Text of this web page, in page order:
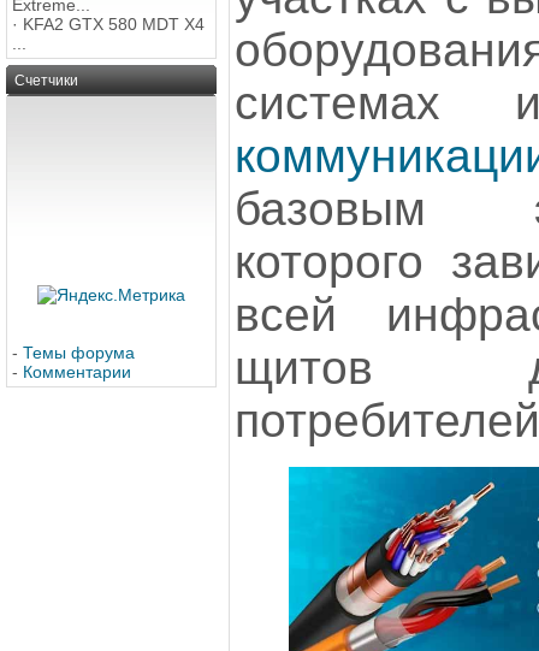
Extreme...
· KFA2 GTX 580 MDT X4
Счетчики
- Темы форума
- Комментарии
системах
базовым
которого
всей
щитов